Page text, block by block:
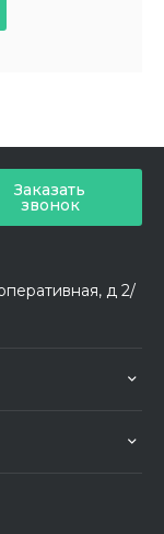
Заказать
звонок
д 2/